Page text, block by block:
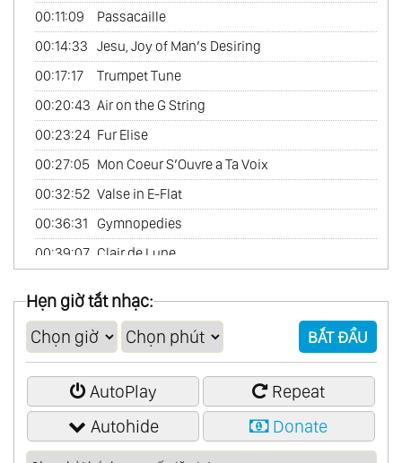
00:11:09
Passacaille
00:14:33 Jesu, Joy of Man’s Desiring
00:17:17
Trumpet Tune
00:20:43 Air on the G String
00:23:24 Fur Elise
00:27:05 Mon Coeur S’Ouvre a Ta Voix
00:32:52 Valse in E-Flat
00:36:31
Gymnopedies
00:39:07 Clair de Lune
00:46:24 Vocalise
00:51:00 Prelude in C/Ave Maria
Hẹn giờ tắt nhạc:
BẮT ĐẦU
AutoPlay
Repeat
Autohide
Donate